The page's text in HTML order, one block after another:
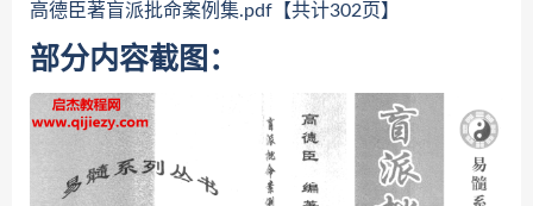
高德臣著盲派批命案例集.pdf【共计302页】
部分内容截图：